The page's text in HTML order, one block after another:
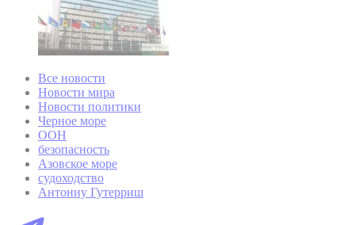
Все новости
Новости мира
Новости политики
Черное море
ООН
безопасность
Азовское море
судоходство
Антониу Гутерриш